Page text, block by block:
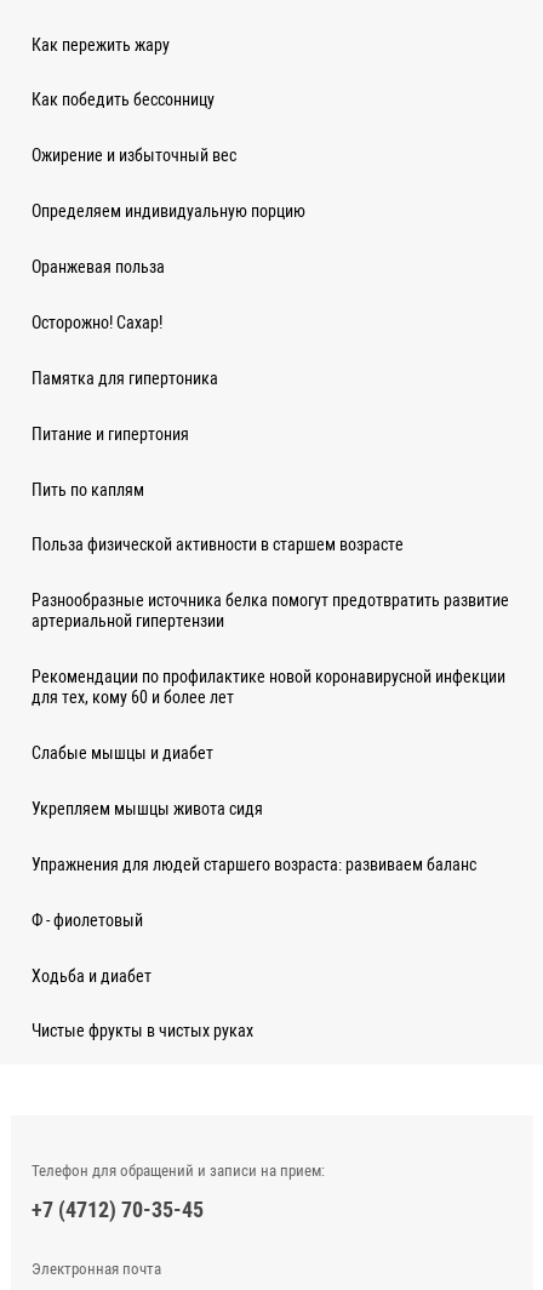
Как пережить жару
Как победить бессонницу
Ожирение и избыточный вес
Определяем индивидуальную порцию
Оранжевая польза
Осторожно! Сахар!
Памятка для гипертоника
Питание и гипертония
Пить по каплям
Польза физической активности в старшем возрасте
Разнообразные источника белка помогут предотвратить развитие
артериальной гипертензии
Рекомендации по профилактике новой коронавирусной инфекции
для тех, кому 60 и более лет
Слабые мышцы и диабет
Укрепляем мышцы живота сидя
Упражнения для людей старшего возраста: развиваем баланс
Ф - фиолетовый
Ходьба и диабет
Чистые фрукты в чистых руках
Телефон для обращений и записи на прием:
+7 (4712) 70-35-45
Электронная почта